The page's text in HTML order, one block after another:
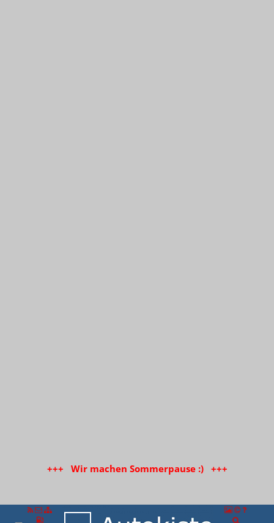
+++ Wir machen Sommerpause :) +++